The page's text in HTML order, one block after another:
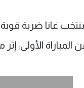
غانا ضربة
المباراة الأولى،